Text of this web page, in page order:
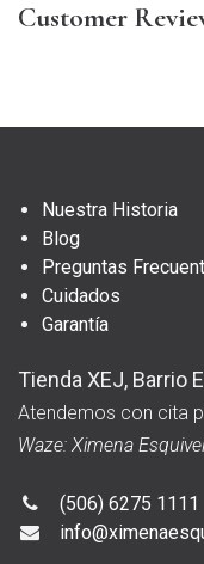
Customer
Nuestra Historia
Blog
Preguntas
Cuidados
Garantía
Tienda XEJ, Barrio
Atendemos con cita
Waze: Ximena
(506) 6275 1111